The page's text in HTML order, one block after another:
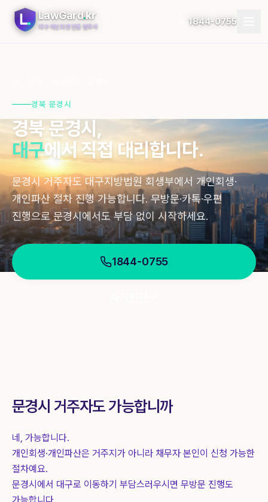
LawGard.kr
대구 개인회생 전문 법무사 1844-0755
개인파산
절차
지역
자가진단
후기
블로그
상담 신청1844-0755
경북 문경시
경북 문경시 ,
대구에서 직접 대리합니다.
문경시 거주자도 대구지방법원 회생부에서 개인회생·
개인파산 절차 진행 가능합니다. 무방문·카톡·우편
진행으로 문경시에서도 부담 없이 시작하세요.
1844-0755
문경시 거주자도 가능합니까
네, 가능합니다.
개인회생·개인파산은 거주지가 아니라 채무자 본인이 신청 가능한
절차예요.
문경시 에서 대구로 이동하기 부담스러우시면 무방문 진행도